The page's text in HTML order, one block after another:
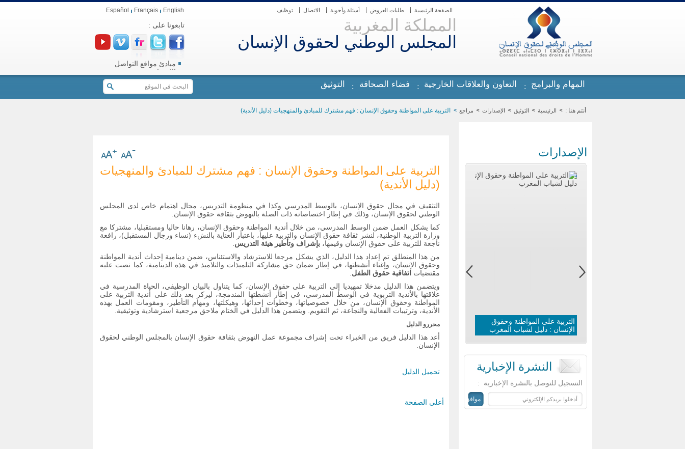
تجاوز إلى المحتوى الرئيسي
الصفحة الرئيسية طلبات العروض أسئلة وأجوبة الاتصال توظيف English
Français
Español
المملكة المغربية
المجلس الوطني لحقوق الإنسان
تابعونا على :
مبادئ مواقع التواصل
الاجتماعي
المهام والبرامج التعاون والعلاقات الخارجية فضاء الصحافة التوثيق
أنتم هنا : الرئيسية التوثيق الإصدارات مراجع التربية على المواطنة وحقوق الإنسان : فهم مشترك للمبادئ والمنهجيات (دليل الأندية)
الإصدارات
التربية على المواطنة وحقوق
الإنسان : دليل لشباب المغرب
التربية على المواطنة وحقوق
الإنسان : فهم مشرك للمبادئ
والمنهحيات ( دليل الأندية)
النشرة الإخبارية
‏التسجيل للتوصل بالنشرة الإخبارية ‏ :
التربية على المواطنة وحقوق الإنسان : فهم مشترك للمبادئ والمنهجيات
(دليل الأندية)
التثقيف في مجال حقوق الإنسان، بالوسط المدرسي وكذا في منظومة التدريس، مجال اهتمام خاص لدى المجلس
الوطني لحقوق الإنسان، وذلك في إطار اختصاصاته ذات الصلة بالنهوض بثقافة حقوق الإنسان.
كما يشكل العمل ضمن الوسط المدرسي، من خلال أندية المواطنة وحقوق الإنسان، رهانا حاليا ومستقبليا، مشتركا مع
وزارة التربية الوطنية، لنشر ثقافة حقوق الإنسان والتربية عليها، باعتبار العناية بالنشء (نساء ورجال المستقبل)، رافعة
ناجعة للتربية على حقوق الإنسان وقيمها، بإشراف وتأطير هيئة التدريس
من هذا المنطلق تم إعداد هذا الدليل، الذي يشكل مرجعا للاسترشاد والاستئناس، ضمن دينامية إحداث أندية المواطنة
وحقوق الإنسان، وإغناء أنشطتها، في إطار ضمان حق مشاركة التلميذات والتلاميذ في هذه الدينامية، كما نصت عليه
مقتضيات اتفاقية حقوق الطفل
ويتضمن هذا الدليل مدخلا تمهيديا إلى التربية على حقوق الإنسان، كما يتناول بالبيان الوظيفي، الحياة المدرسية في
علاقتها بالأندية التربوية في الوسط المدرسي، في إطار أنشطتها المندمجة، ليركز بعد ذلك على أندية التربية على
المواطنة وحقوق الإنسان، من خلال خصوصياتها، وخطوات إحداثها، وهيكلتها، ومهام التأطير، ومقومات العمل بهذه
الأندية، وترتيبات الفعالية والنجاعة، ثم التقويم. ويتضمن هذا الدليل في الختام ملاحق مرجعية استرشادية وتوثيقية.
محررو الدليل
أعد هذا الدليل فريق من الخبراء تحت إشراف مجموعة عمل النهوض بثقافة حقوق الإنسان بالمجلس الوطني لحقوق
الإنسان.
تحميل الدليل
أعلى الصفحة